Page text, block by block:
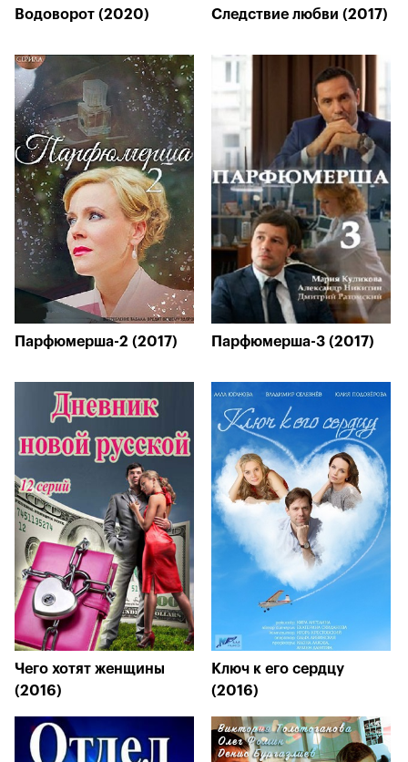
Водоворот (2020) Следствие любви (2017)
Парфюмерша-2 (2017) Парфюмерша-3 (2017)
Чего хотят женщины
(2016)
Ключ к его сердцу
(2016)